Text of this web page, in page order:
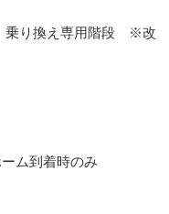
乗り換え専用階段 ※改
ム到着時のみ